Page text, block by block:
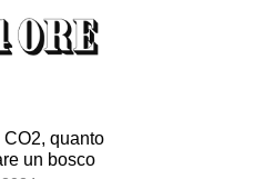
quanto
un bosco